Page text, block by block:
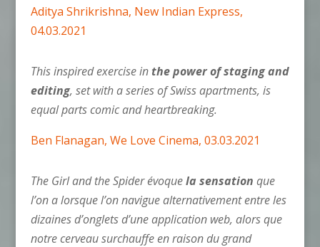
Aditya Shrikrishna, New Indian Express,
04.03.2021
This inspired exercise inthe power of staging and
editing, set with a series of Swiss apartments, is
equal parts comic and heartbreaking.
Ben Flanagan, We Love Cinema, 03.03.2021
The Girl and the Spider évoquela sensation que
l’on a lorsque l’on navigue alternativement entre les
dizaines d’onglets d’une application web, alors que
notre cerveau surchauffe en raison du grand